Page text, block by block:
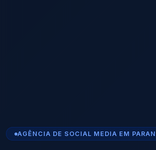
AGÊNCIA DE SOCIAL MEDIA EM